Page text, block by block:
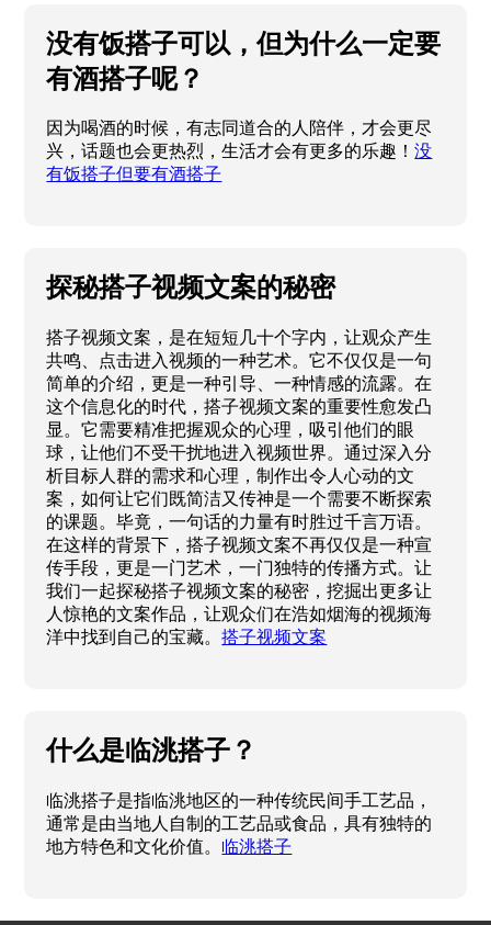
没有饭搭子可以，但为什么一定要
有酒搭子呢？
因为喝酒的时候，有志同道合的人陪伴，才会更尽
兴，话题也会更热烈，生活才会有更多的乐趣！没
有饭搭子但要有酒搭子
探秘搭子视频文案的秘密
搭子视频文案，是在短短几十个字内，让观众产生
共鸣、点击进入视频的一种艺术。它不仅仅是一句
简单的介绍，更是一种引导、一种情感的流露。在
这个信息化的时代，搭子视频文案的重要性愈发凸
显。它需要精准把握观众的心理，吸引他们的眼
球，让他们不受干扰地进入视频世界。通过深入分
析目标人群的需求和心理，制作出令人心动的文
案，如何让它们既简洁又传神是一个需要不断探索
的课题。毕竟，一句话的力量有时胜过千言万语。
在这样的背景下，搭子视频文案不再仅仅是一种宣
传手段，更是一门艺术，一门独特的传播方式。让
我们一起探秘搭子视频文案的秘密，挖掘出更多让
人惊艳的文案作品，让观众们在浩如烟海的视频海
洋中找到自己的宝藏。搭子视频文案
什么是临洮搭子？
临洮搭子是指临洮地区的一种传统民间手工艺品，
通常是由当地人自制的工艺品或食品，具有独特的
地方特色和文化价值。 临洮搭子